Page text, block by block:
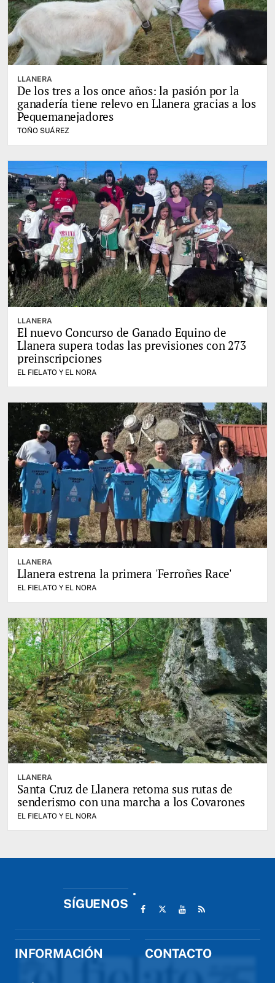
LLANERA
De los tres a los once años: la pasión por la
ganadería tiene relevo en Llanera gracias a los
Pequemanejadores
TOÑO SUÁREZ
LLANERA
El nuevo Concurso de Ganado Equino de
Llanera supera todas las previsiones con 273
preinscripciones
EL FIELATO Y EL NORA
LLANERA
Llanera estrena la primera 'Ferroñes Race'
EL FIELATO Y EL NORA
LLANERA
Santa Cruz de Llanera retoma sus rutas de
senderismo con una marcha a los Covarones
EL FIELATO Y EL NORA
SÍGUENOS
INFORMACIÓN CONTACTO